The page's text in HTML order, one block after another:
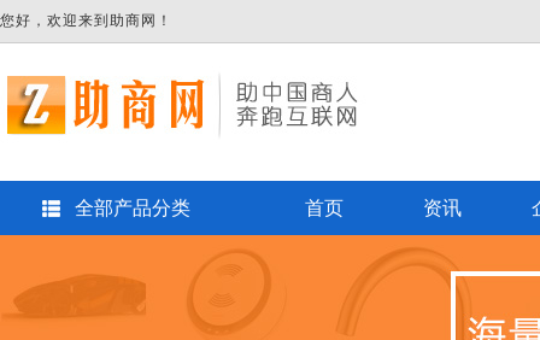
您好，欢迎来到助商网！
全部产品分类 首页 资讯